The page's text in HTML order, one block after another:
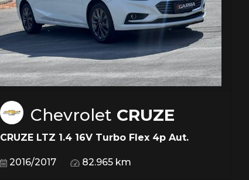
Chevrolet CRUZE
CRUZE LTZ 1.4 16V Turbo Flex 4p Aut.
2016/2017 82.965 km